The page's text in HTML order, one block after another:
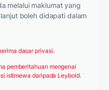
melalui maklumat yang
boleh didapati dalam
dasar privasi.
pemberitahuan mengenai
istimewa daripada Leybold.